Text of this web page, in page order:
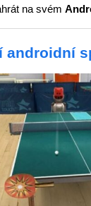
na svém
androidní